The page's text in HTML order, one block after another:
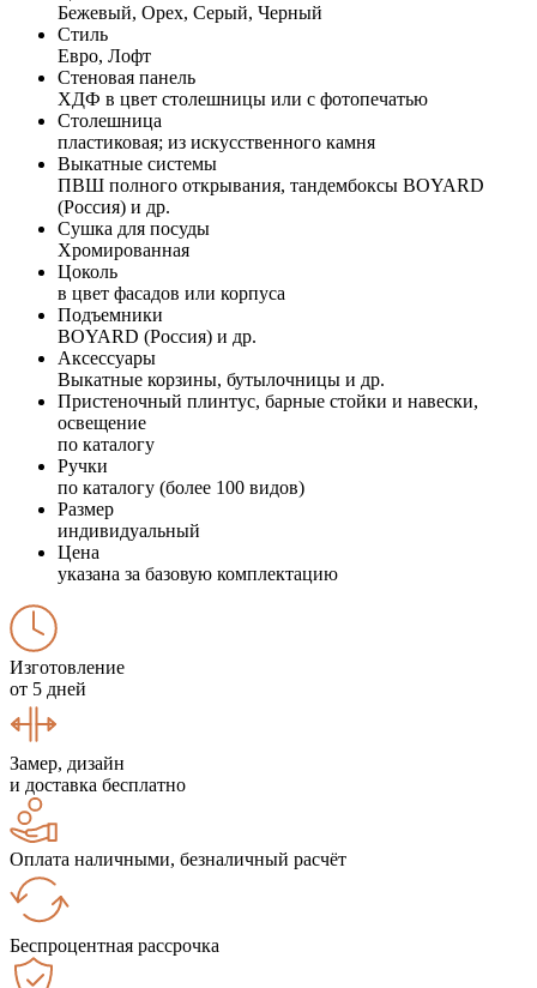
Бежевый, Орех, Серый, Черный
Стиль
Евро, Лофт
Стеновая панель
ХДФ в цвет столешницы или с фотопечатью
Столешница
пластиковая; из искусственного камня
Выкатные системы
ПВШ полного открывания, тандембоксы BOYARD
(Россия) и др.
Сушка для посуды
Хромированная
Цоколь
в цвет фасадов или корпуса
Подъемники
BOYARD (Россия) и др.
Аксессуары
Выкатные корзины, бутылочницы и др.
Пристеночный плинтус, барные стойки и навески,
освещение
по каталогу
Ручки
по каталогу (более 100 видов)
Размер
индивидуальный
Цена
указана за базовую комплектацию
Изготовление
от 5 дней
Замер, дизайн
и доставка бесплатно
Оплата наличными, безналичный расчёт
Беспроцентная рассрочка